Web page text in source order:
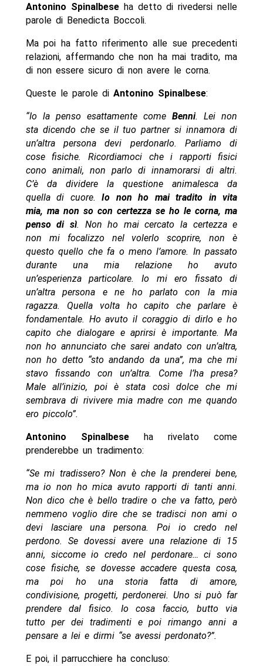
Antonino Spinalbese ha detto di rivedersi nelle
parole di Benedicta Boccoli.
Ma poi ha fatto riferimento alle sue precedenti
relazioni, affermando che non ha mai tradito, ma
di non essere sicuro di non avere le corna.
Queste le parole di Antonino Spinalbese:
“Io la penso esattamente comeBenni. Lei non
sta dicendo che se il tuo partner si innamora di
un’altra persona devi perdonarlo. Parliamo di
cose fisiche. Ricordiamoci che i rapporti fisici
cono animali, non parlo di innamorarsi di altri.
C’è da dividere la questione animalesca da
quella di cuore.Io non ho mai tradito in vita
mia, ma non so con certezza se ho le corna, ma
penso di sì. Non ho mai cercato la certezza e
non mi focalizzo nel volerlo scoprire, non è
questo quello che fa o meno l’amore. In passato
durante una mia relazione ho avuto
un’esperienza particolare. Io mi ero fissato di
un’altra persona e ne ho parlato con la mia
ragazza. Quella volta ho capito che parlare è
fondamentale. Ho avuto il coraggio di dirlo e ho
capito che dialogare e aprirsi è importante. Ma
non ho annunciato che sarei andato con un’altra,
non ho detto “sto andando da una”, ma che mi
stavo fissando con un’altra. Come l’ha presa?
Male all’inizio, poi è stata così dolce che mi
sembrava di rivivere mia madre con me quando
ero piccolo”.
Antonino Spinalbeseha rivelato come
prenderebbe un tradimento:
“Se mi tradissero? Non è che la prenderei bene,
ma io non ho mica avuto rapporti di tanti anni.
Non dico che è bello tradire o che va fatto, però
nemmeno voglio dire che se tradisci non ami o
devi lasciare una persona. Poi io credo nel
perdono. Se dovessi avere una relazione di 15
anni, siccome io credo nel perdonare… ci sono
cose fisiche, se dovesse accadere questa cosa,
ma poi ho una storia fatta di amore,
condivisione, progetti, perdonerei. Uno si può far
prendere dal fisico. Io cosa faccio, butto via
tutto per dei tradimenti e poi rimango anni a
pensare a lei e dirmi “se avessi perdonato?”.
E poi, il parrucchiere ha concluso: